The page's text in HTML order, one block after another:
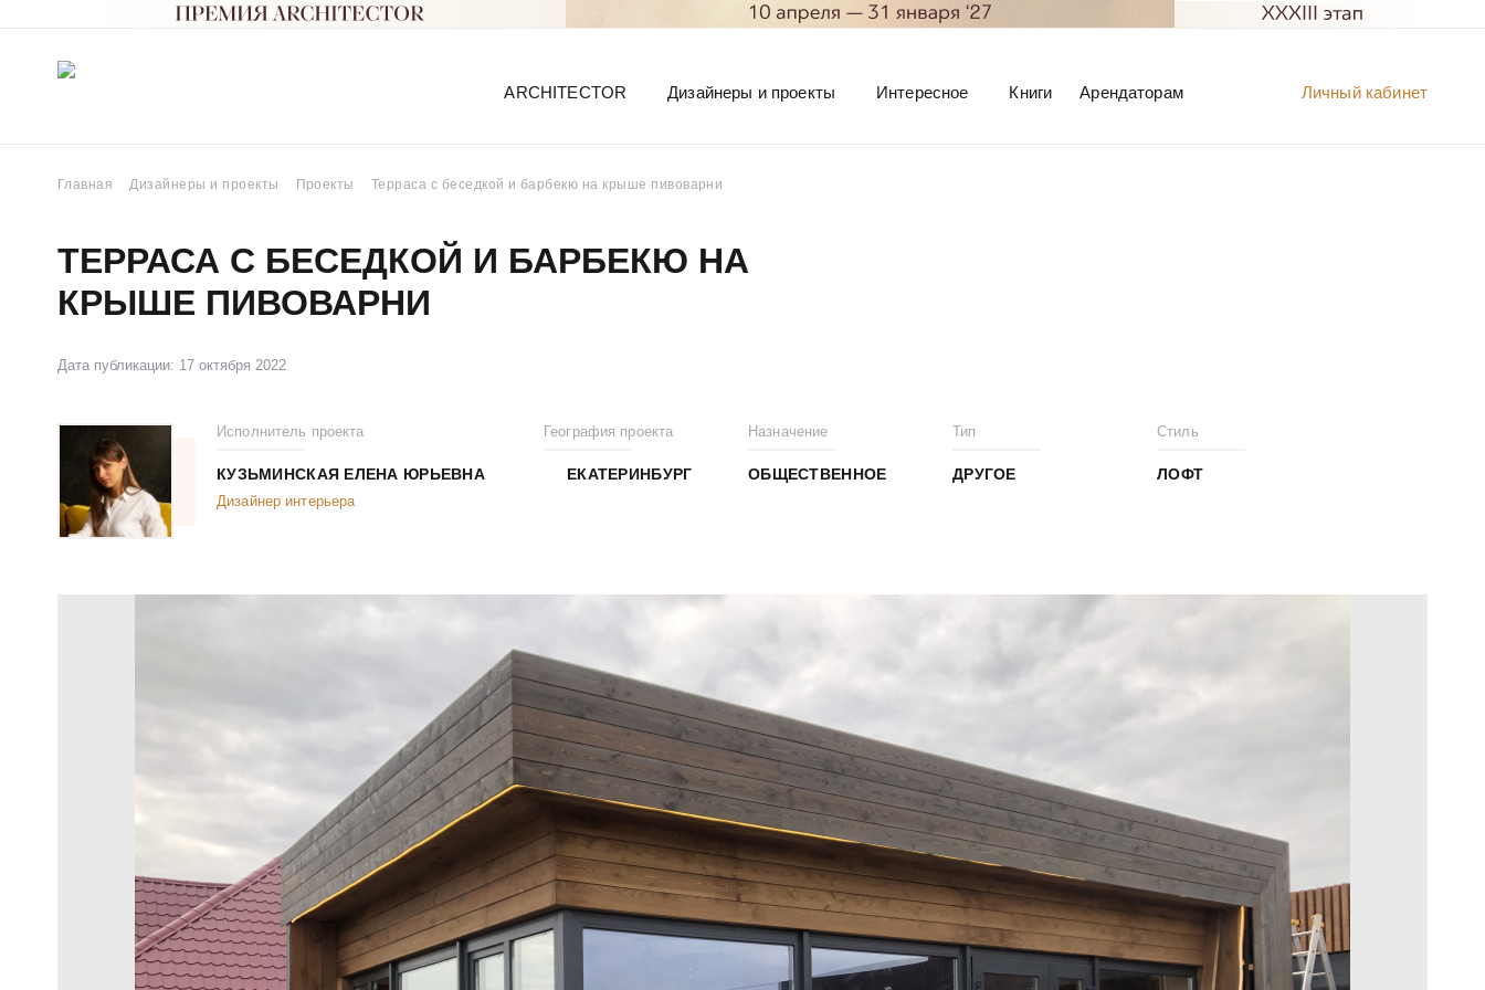
Личный кабинет
ARCHITECTOR Дизайнеры и проекты Интересное Книги Арендаторам
Главная Дизайнеры и проекты Проекты Терраса с беседкой и барбекю на крыше пивоварни
ТЕРРАСА С БЕСЕДКОЙ И БАРБЕКЮ НА
КРЫШЕ ПИВОВАРНИ
Дата публикации: 17 октября 2022
Исполнитель проекта
КУЗЬМИНСКАЯ ЕЛЕНА ЮРЬЕВНА
Дизайнер интерьера
География проекта
ЕКАТЕРИНБУРГ
Назначение
ОБЩЕСТВЕННОЕ
Тип
ДРУГОЕ
Стиль
ЛОФТ